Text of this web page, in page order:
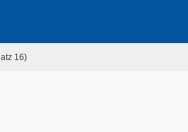
16)